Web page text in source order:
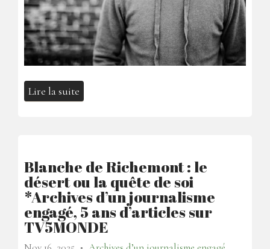
Lire la suite
Blanche de Richemont : le
désert ou la quête de soi
*Archives d’un journalisme
engagé, 5 ans d’articles sur
TV5MONDE